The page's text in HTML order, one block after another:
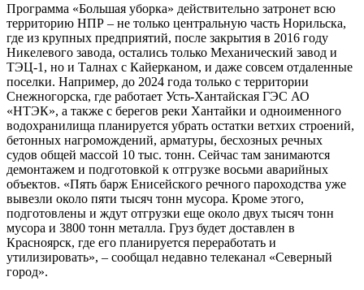
Программа «Большая уборка» действительно затронет всю
территорию НПР – не только центральную часть Норильска,
где из крупных предприятий, после закрытия в 2016 году
Никелевого завода, остались только Механический завод и
ТЭЦ-1, но и Талнах с Кайерканом, и даже совсем отдаленные
поселки. Например, до 2024 года только с территории
Снежногорска, где работает Усть-Хантайская ГЭС АО
«НТЭК», а также с берегов реки Хантайки и одноименного
водохранилища планируется убрать остатки ветхих строений,
бетонных нагромождений, арматуры, бесхозных речных
судов общей массой 10 тыс. тонн. Сейчас там занимаются
демонтажем и подготовкой к отгрузке восьми аварийных
объектов. «Пять барж Енисейского речного пароходства уже
вывезли около пяти тысяч тонн мусора. Кроме этого,
подготовлены и ждут отгрузки еще около двух тысяч тонн
мусора и 3800 тонн металла. Груз будет доставлен в
Красноярск, где его планируется переработать и
утилизировать», – сообщал недавно телеканал «Северный
город».